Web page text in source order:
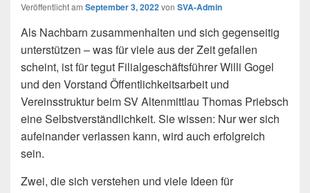
Veröffentlicht am September 3, 2022von SVA-Admin
Als Nachbarn zusammenhalten und sich gegenseitig
unterstützen – was für viele aus der Zeit gefallen
scheint, ist für tegut Filialgeschäftsführer Willi Gogel
und den Vorstand Öffentlichkeitsarbeit und
Vereinsstruktur beim SV Altenmittlau Thomas Priebsch
eine Selbstverständlichkeit. Sie wissen: Nur wer sich
aufeinander verlassen kann, wird auch erfolgreich
sein.
Zwei, die sich verstehen und viele Ideen für